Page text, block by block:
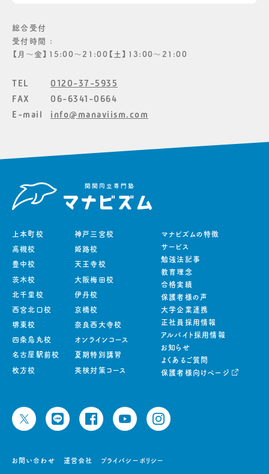
総合受付
受付時間 :
【月〜金】15:00〜21:00【土】13:00〜21:00
TEL
0120-37-5935
FAX
06-6341-0664
E-mail
info@manaviism.com
上本町校
高槻校
豊中校
茨木校
北千里校
西宮北口校
堺東校
四条烏丸校
名古屋駅前校
枚方校
神戸三宮校
姫路校
天王寺校
大阪梅田校
伊丹校
京橋校
奈良西大寺校
オンラインコース
夏期特別講習
英検対策コース
マナビズムの特徴
サービス
勉強法記事
教育理念
合格実績
保護者様の声
大学企業連携
正社員採用情報
アルバイト採用情報
お知らせ
よくあるご質問
保護者様向けページ
お問い合わせ 運営会社 プライバシーポリシー